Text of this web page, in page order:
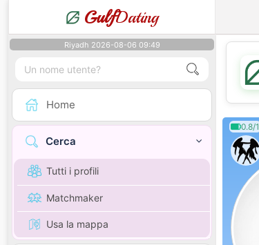
GulfDating
Riyadh 2026-08-06 09:49
Home
Cerca
Tutti i profili
Matchmaker
Usa la mappa
0.8/1